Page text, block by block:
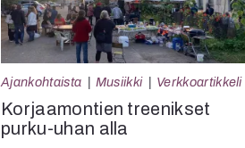
Ajankohtaista Musiikki Verkkoartikkeli
Korjaamontien treenikset
purku-uhan alla